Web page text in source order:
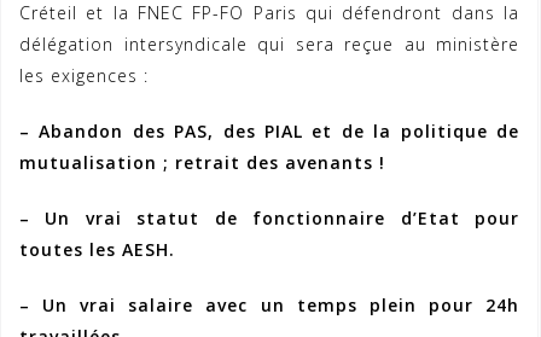
Créteil et la FNEC FP-FO Paris qui défendront dans la
délégation intersyndicale qui sera reçue au ministère
les exigences :
– Abandon des PAS, des PIAL et de la politique de
mutualisation ; retrait des avenants !
– Un vrai statut de fonctionnaire d’Etat pour
toutes les AESH.
– Un vrai salaire avec un temps plein pour 24h